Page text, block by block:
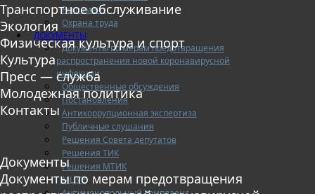
Регламент
Охрана труда
ДОКУМЕНТЫ
Документы по мерам предотвращения
распространения новой коронавирусной
инфекции
Общественные обсуждения
Постановления
Антикоррупционная экспертиза
Публичные слушания
Решения Совета депутатов
Решения ТИК
Решения МТИК
МЦУР
Транспортное обслуживание
Экология
Физическая культура и спорт
Культура
Пресс — служба
Молодежная политика
Контакты
Документы
Документы по мерам предотвращения